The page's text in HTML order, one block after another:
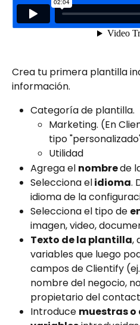
Crea tu primera plantilla
información.
Categoría de plantilla.
Marketing. (En
tipo
Utilidad
Agrega el nombre de
Selecciona el idioma.
idioma de la
Selecciona el tipo de
imagen, video,
Texto de la plantilla,
variables que luego
campos de Clientify
nombre del negocio,
propietario del
Introduce muestras o